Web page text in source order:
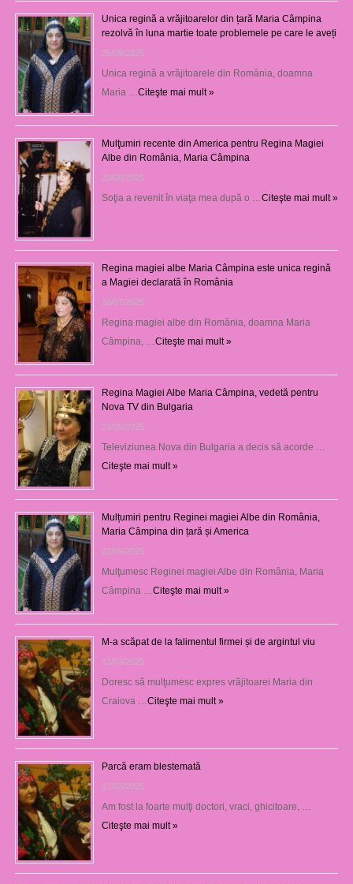
Unica regină a vrăjitoarelor din țară Maria Câmpina
rezolvă în luna martie toate problemele pe care le aveți
25/09/2025
Unica regină a vrăjitoarele din România, doamna
Maria … Citeşte mai mult »
Mulţumiri recente din America pentru Regina Magiei
Albe din România, Maria Câmpina
23/08/2025
Soţia a revenit în viaţa mea după o … Citeşte mai mult »
Regina magiei albe Maria Câmpina este unica regină
a Magiei declarată în România
16/07/2025
Regina magiei albe din România, doamna Maria
Câmpina, … Citeşte mai mult »
Regina Magiei Albe Maria Câmpina, vedetă pentru
Nova TV din Bulgaria
23/05/2025
Televiziunea Nova din Bulgaria a decis să acorde …
Citeşte mai mult »
Mulțumiri pentru Reginei magiei Albe din România,
Maria Câmpina din țară și America
22/05/2025
Mulţumesc Reginei magiei Albe din România, Maria
Câmpina … Citeşte mai mult »
M-a scăpat de la falimentul firmei și de argintul viu
13/03/2025
Doresc să mulţumesc expres vrăjitoarei Maria din
Craiova … Citeşte mai mult »
Parcă eram blestemată
12/03/2025
Am fost la foarte mulţi doctori, vraci, ghicitoare, …
Citeşte mai mult »